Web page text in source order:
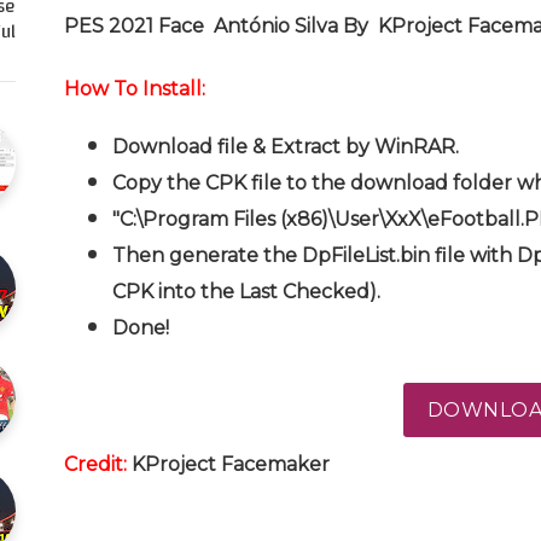
PES 2021 Face António Silva By KProject
How To Install:
Download file & Extract by WinRAR.
Copy the CPK file to the download folder
"C:\Program Files
Then generate the DpFileList.bin file with
CPK into the Last Checked).
Done!
Credit:KProject Facemaker